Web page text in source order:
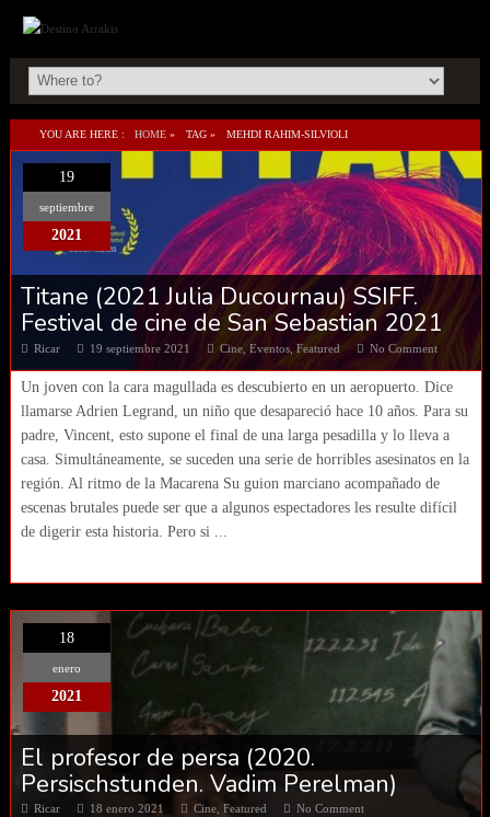
YOU ARE HERE : HOME » TAG » MEHDI RAHIM-SILVIOLI
19
septiembre
2021
Titane (2021 Julia Ducournau) SSIFF.
Festival de cine de San Sebastian 2021
Ricar 19 septiembre 2021 Cine, Eventos, Featured No Comment
Un joven con la cara magullada es descubierto en un aeropuerto. Dice
llamarse Adrien Legrand, un niño que desapareció hace 10 años. Para su
padre, Vincent, esto supone el final de una larga pesadilla y lo lleva a
casa. Simultáneamente, se suceden una serie de horribles asesinatos en la
región. Al ritmo de la Macarena Su guion marciano acompañado de
escenas brutales puede ser que a algunos espectadores les resulte difícil
de digerir esta historia. Pero si ...
18
enero
2021
El profesor de persa (2020.
Persischstunden. Vadim Perelman)
Ricar 18 enero 2021 Cine, Featured No Comment